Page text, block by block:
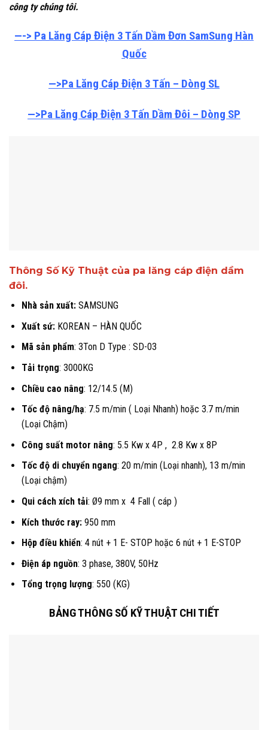
công ty chúng tôi.
—-> Pa Lăng Cáp Điện 3 Tấn Dầm Đơn SamSung Hàn
Quốc
—>Pa Lăng Cáp Điện 3 Tấn – Dòng SL
—>Pa Lăng Cáp Điện 3 Tấn Dầm Đôi – Dòng SP
Thông Số Kỹ Thuật của pa lăng cáp điện dầm
đôi.
Nhà sản xuất: SAMSUNG
Xuất sứ: KOREAN – HÀN QUỐC
Mã sản phẩm: 3Ton D Type : SD-03
Tải trọng: 3000KG
Chiều cao nâng: 12/14.5 (M)
Tốc độ nâng/hạ: 7.5 m/min ( Loại Nhanh) hoặc 3.7 m/min
(Loại Chậm)
Công suất motor nâng: 5.5 Kw x 4P , 2.8 Kw x 8P
Tốc độ di chuyển ngang: 20 m/min (Loại nhanh), 13 m/min
(Loại chậm)
Qui cách xích tải: Ø9 mm x 4 Fall ( cáp )
Kích thước ray: 950 mm
Hộp điều khiển: 4 nút + 1 E- STOP hoặc 6 nút + 1 E-STOP
Điện áp nguồn: 3 phase, 380V, 50Hz
Tổng trọng lượng: 550 (KG)
BẢNG THÔNG SỐ KỸ THUẬT CHI TIẾT